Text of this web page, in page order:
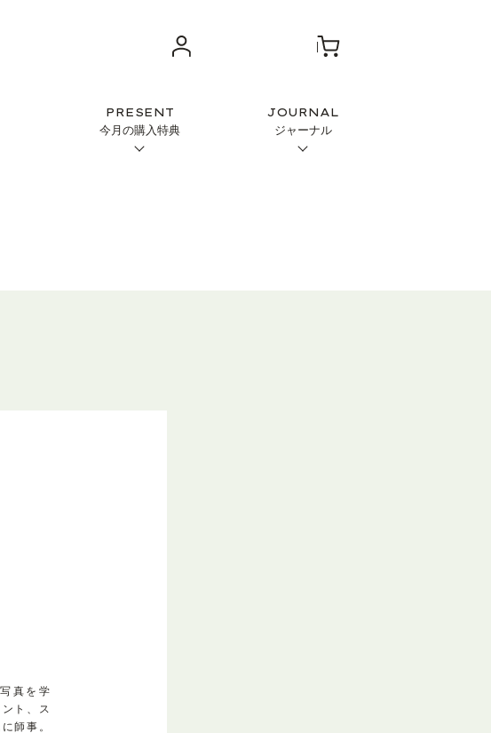
PRESENT
今月の購入特典
JOURNAL
ジャーナル
真を学
ト、ス
師事。